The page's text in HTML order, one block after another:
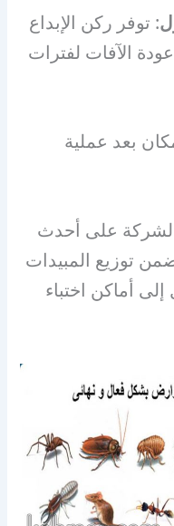
: توفر ركن الإبداع
الآفات لفترات
بعد عملية
الشركة على أحدث
توزيع المبيدات
أماكن اختباء